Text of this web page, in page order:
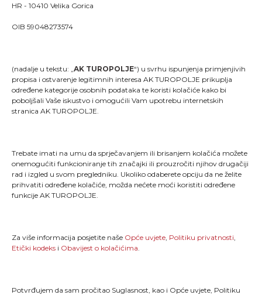
HR - 10410 Velika Gorica
OIB 59048273574
(nadalje u tekstu: „AK TUROPOLJE“) u svrhu ispunjenja primjenjivih
propisa i ostvarenje legitimnih interesa AK TUROPOLJE prikuplja
određene kategorije osobnih podataka te koristi kolačiće kako bi
poboljšali Vaše iskustvo i omogućili Vam upotrebu internetskih
stranica AK TUROPOLJE.
Trebate imati na umu da sprječavanjem ili brisanjem kolačića možete
onemogućiti funkcioniranje tih značajki ili prouzročiti njihov drugačiji
rad i izgled u svom pregledniku. Ukoliko odaberete opciju da ne želite
prihvatiti određene kolačiće, možda nećete moći koristiti određene
funkcije AK TUROPOLJE.
Za više informacija posjetite naše Opće uvjete, Politiku privatnosti,
Etički kodeks i Obavijest o kolačićima.
Potvrđujem da sam pročitao Suglasnost, kao i Opće uvjete, Politiku
"Kao što svaki trkač zna, trčanje je više od pukog
stavljanja jedne noge ispred druge; ono je način života
i dio onoga što jesmo."
MENU
TLTT
O nama